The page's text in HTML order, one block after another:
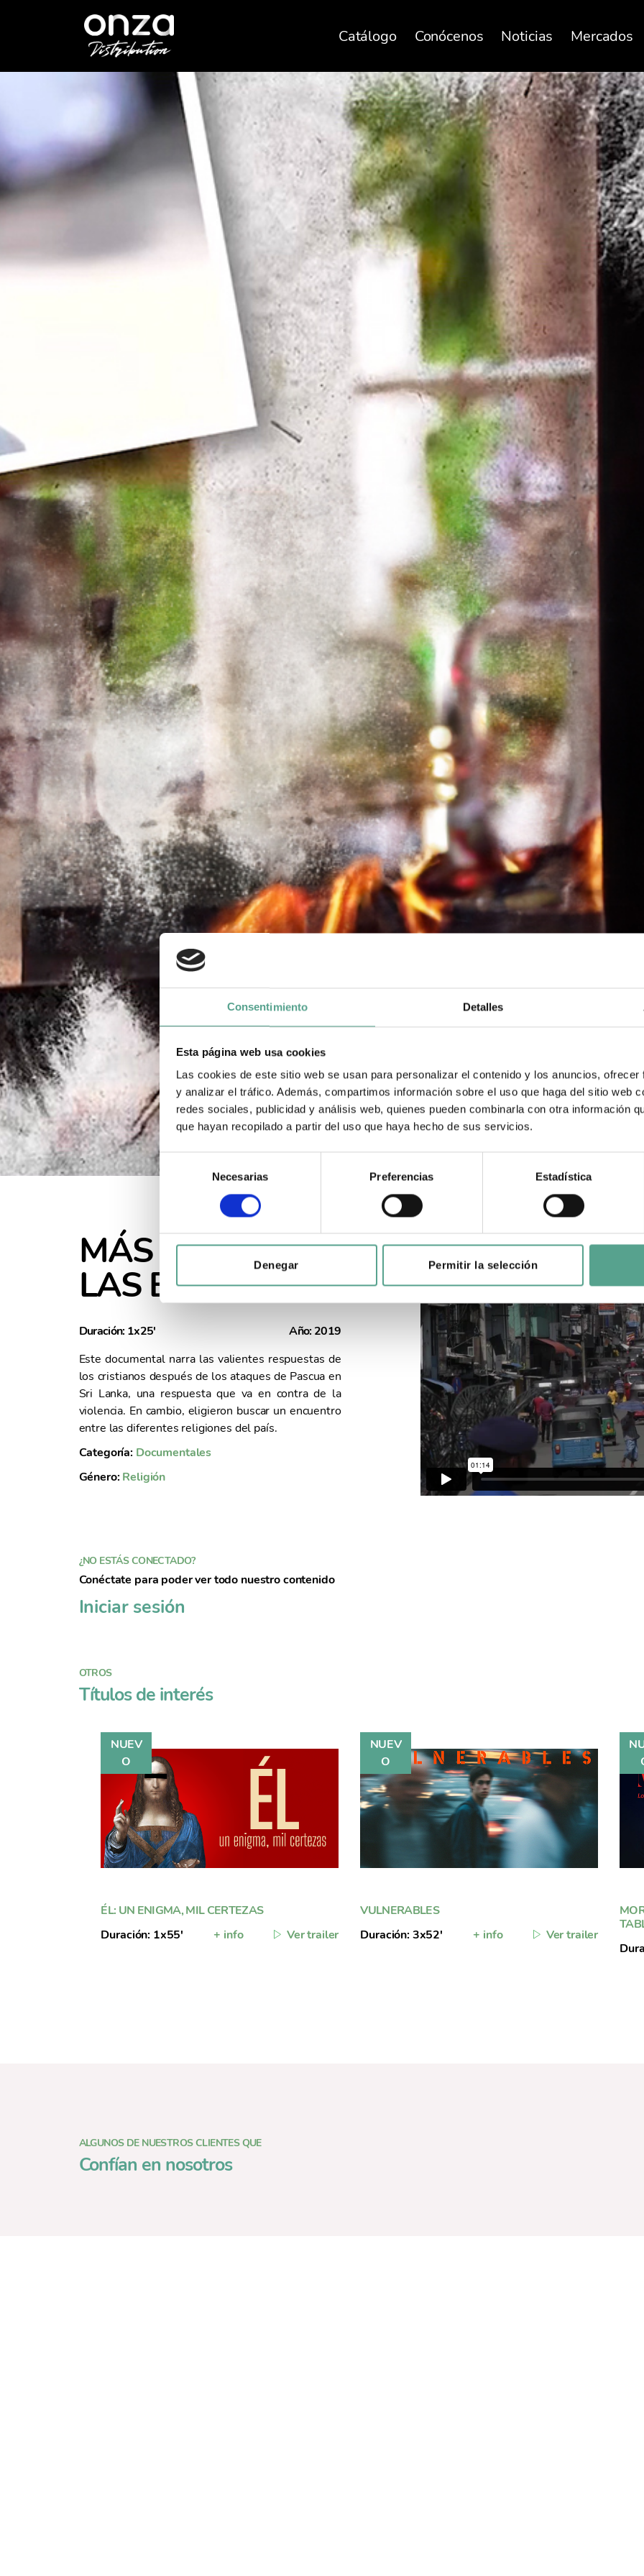
Consentimiento Detalles
Esta página web usa cookies
Las cookies de este sitio web se usan para personalizar el contenido y los anuncios,
y analizar el tráfico. Además, compartimos información sobre el uso que haga del sitio web
redes sociales, publicidad y análisis web, quienes pueden combinarla con otra información
que hayan recopilado a partir del uso que haya hecho de sus servicios.
S
e
ó
n
o
n
s
e
n
t
t
Necesarias Preferencias Estadística
Denegar Permitir la selección
Distribution
Catálogo Conócenos Noticias Mercados
MÁS FUERTE QUE
LAS BOMBAS
Duración: 1x25'
Año: 2019
Este documental narra las valientes respuestas de
los cristianos después de los ataques de Pascua en
Sri Lanka, una respuesta que va en contra de la
violencia. En cambio, eligieron buscar un encuentro
entre las diferentes religiones del país.
Categoría: Documentales
Género: Religión
¿NO ESTÁS CONECTADO?
Conéctate para poder ver todo nuestro contenido
Iniciar sesión
OTROS
Títulos de interés
ÉL: UN ENIGMA, MIL CERTEZAS
Duración: 1x55'
+ info Ver trailer
VULNERABLES
Duración: 3x52'
+ info Ver trailer
ALGUNOS DE NUESTROS CLIENTES QUE
Confían en nosotros